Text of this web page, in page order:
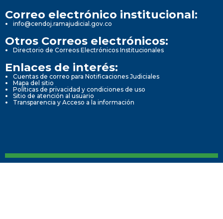
Correo electrónico institucional:
info@cendoj.ramajudicial.gov.co
Otros Correos electrónicos:
Directorio de Correos Electrónicos Institucionales
Enlaces de interés:
Cuentas de correo para Notificaciones Judiciales
Mapa del sitio
Políticas de privacidad y condiciones de uso
Sitio de atención al usuario
Transparencia y Acceso a la información